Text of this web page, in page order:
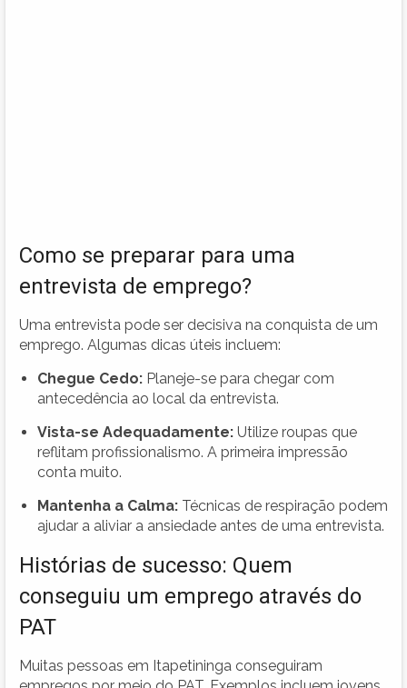
Como se preparar para uma
entrevista de emprego?
Uma entrevista pode ser decisiva na conquista de um
emprego. Algumas dicas úteis incluem:
Chegue Cedo: Planeje-se para chegar com
antecedência ao local da entrevista.
Vista-se Adequadamente: Utilize roupas que
reflitam profissionalismo. A primeira impressão
conta muito.
Mantenha a Calma: Técnicas de respiração podem
ajudar a aliviar a ansiedade antes de uma entrevista.
Histórias de sucesso: Quem
conseguiu um emprego através do
PAT
Muitas pessoas em Itapetininga conseguiram